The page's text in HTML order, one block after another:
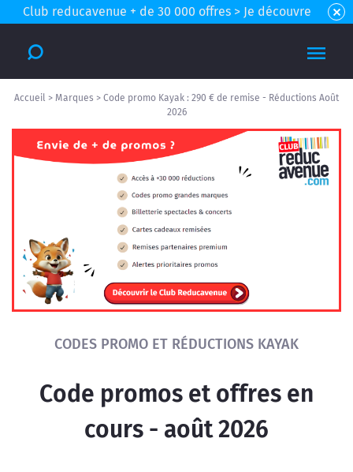
Club reducavenue + de 30 000 offres > Je découvre
Accueil > Marques > Code promo Kayak : 290 € de remise - Réductions Août
2026
CODES PROMO ET RÉDUCTIONS KAYAK
Code promos et offres en
cours - août 2026